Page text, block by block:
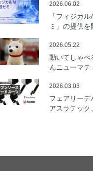
「フィジカ
ミ」の提供を
2026.06.02
動いてしゃべ
んニューマテ
ト）」を開発
2026.05.22
フェアリーデ
アスラテック
を始動
2026.03.03